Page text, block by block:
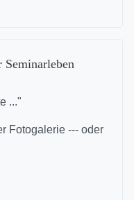
Seminarleben
..."
Fotogalerie --- oder